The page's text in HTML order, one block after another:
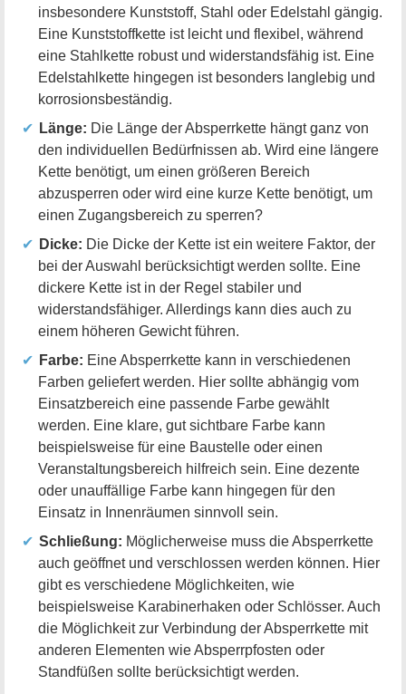
insbesondere Kunststoff, Stahl oder Edelstahl gängig.
Eine Kunststoffkette ist leicht und flexibel, während
eine Stahlkette robust und widerstandsfähig ist. Eine
Edelstahlkette hingegen ist besonders langlebig und
korrosionsbeständig.
Länge: Die Länge der Absperrkette hängt ganz von
den individuellen Bedürfnissen ab. Wird eine längere
Kette benötigt, um einen größeren Bereich
abzusperren oder wird eine kurze Kette benötigt, um
einen Zugangsbereich zu sperren?
Dicke: Die Dicke der Kette ist ein weitere Faktor, der
bei der Auswahl berücksichtigt werden sollte. Eine
dickere Kette ist in der Regel stabiler und
widerstandsfähiger. Allerdings kann dies auch zu
einem höheren Gewicht führen.
Farbe: Eine Absperrkette kann in verschiedenen
Farben geliefert werden. Hier sollte abhängig vom
Einsatzbereich eine passende Farbe gewählt
werden. Eine klare, gut sichtbare Farbe kann
beispielsweise für eine Baustelle oder einen
Veranstaltungsbereich hilfreich sein. Eine dezente
oder unauffällige Farbe kann hingegen für den
Einsatz in Innenräumen sinnvoll sein.
Schließung: Möglicherweise muss die Absperrkette
auch geöffnet und verschlossen werden können. Hier
gibt es verschiedene Möglichkeiten, wie
beispielsweise Karabinerhaken oder Schlösser. Auch
die Möglichkeit zur Verbindung der Absperrkette mit
anderen Elementen wie Absperrpfosten oder
Standfüßen sollte berücksichtigt werden.